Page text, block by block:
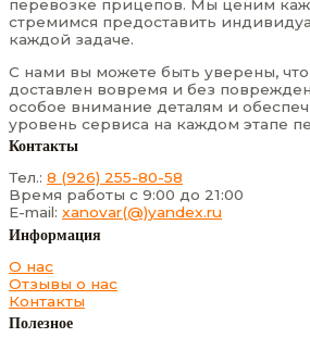
перевозке прицепов. Мы ценим
стремимся предоставить
каждой задаче.
С нами вы можете быть уверены,
доставлен вовремя и без
особое внимание деталям и
уровень сервиса на каждом этапе
Контакты
Тел.: 8 (926) 255-80-58
Время работы с 9:00 до 21:00
E-mail: xanovar(@)yandex.ru
Информация
О нас
Отзывы о нас
Контакты
Полезное